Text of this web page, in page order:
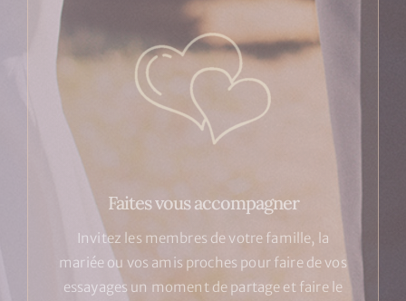
Faites vous accompagner
Invitez les membres de votre famille, la
mariée ou vos amis proches pour faire de vos
essayages un moment de partage et faire le